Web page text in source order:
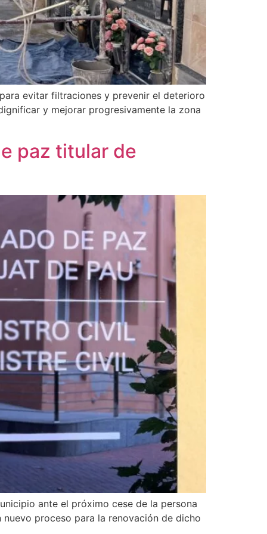
evitar filtraciones y prevenir el deterioro
y mejorar progresivamente la zona
paz titular de
ante el próximo cese de la persona
proceso para la renovación de dicho